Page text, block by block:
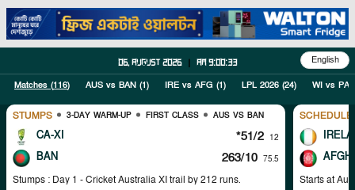
06, August 2026 am 9:00:33 English
Matches (116) AUS vs BAN (1) IRE vs AFG (1) LPL 2026 (24) WI vs PAK
STUMPS 3-DAY WARM-UP FIRST CLASS AUS VS BAN
CA-XI *51/2 12
BAN 263/10 75.5
Stumps : Day 1 - Cricket Australia XI trail by 212 runs. Starts at